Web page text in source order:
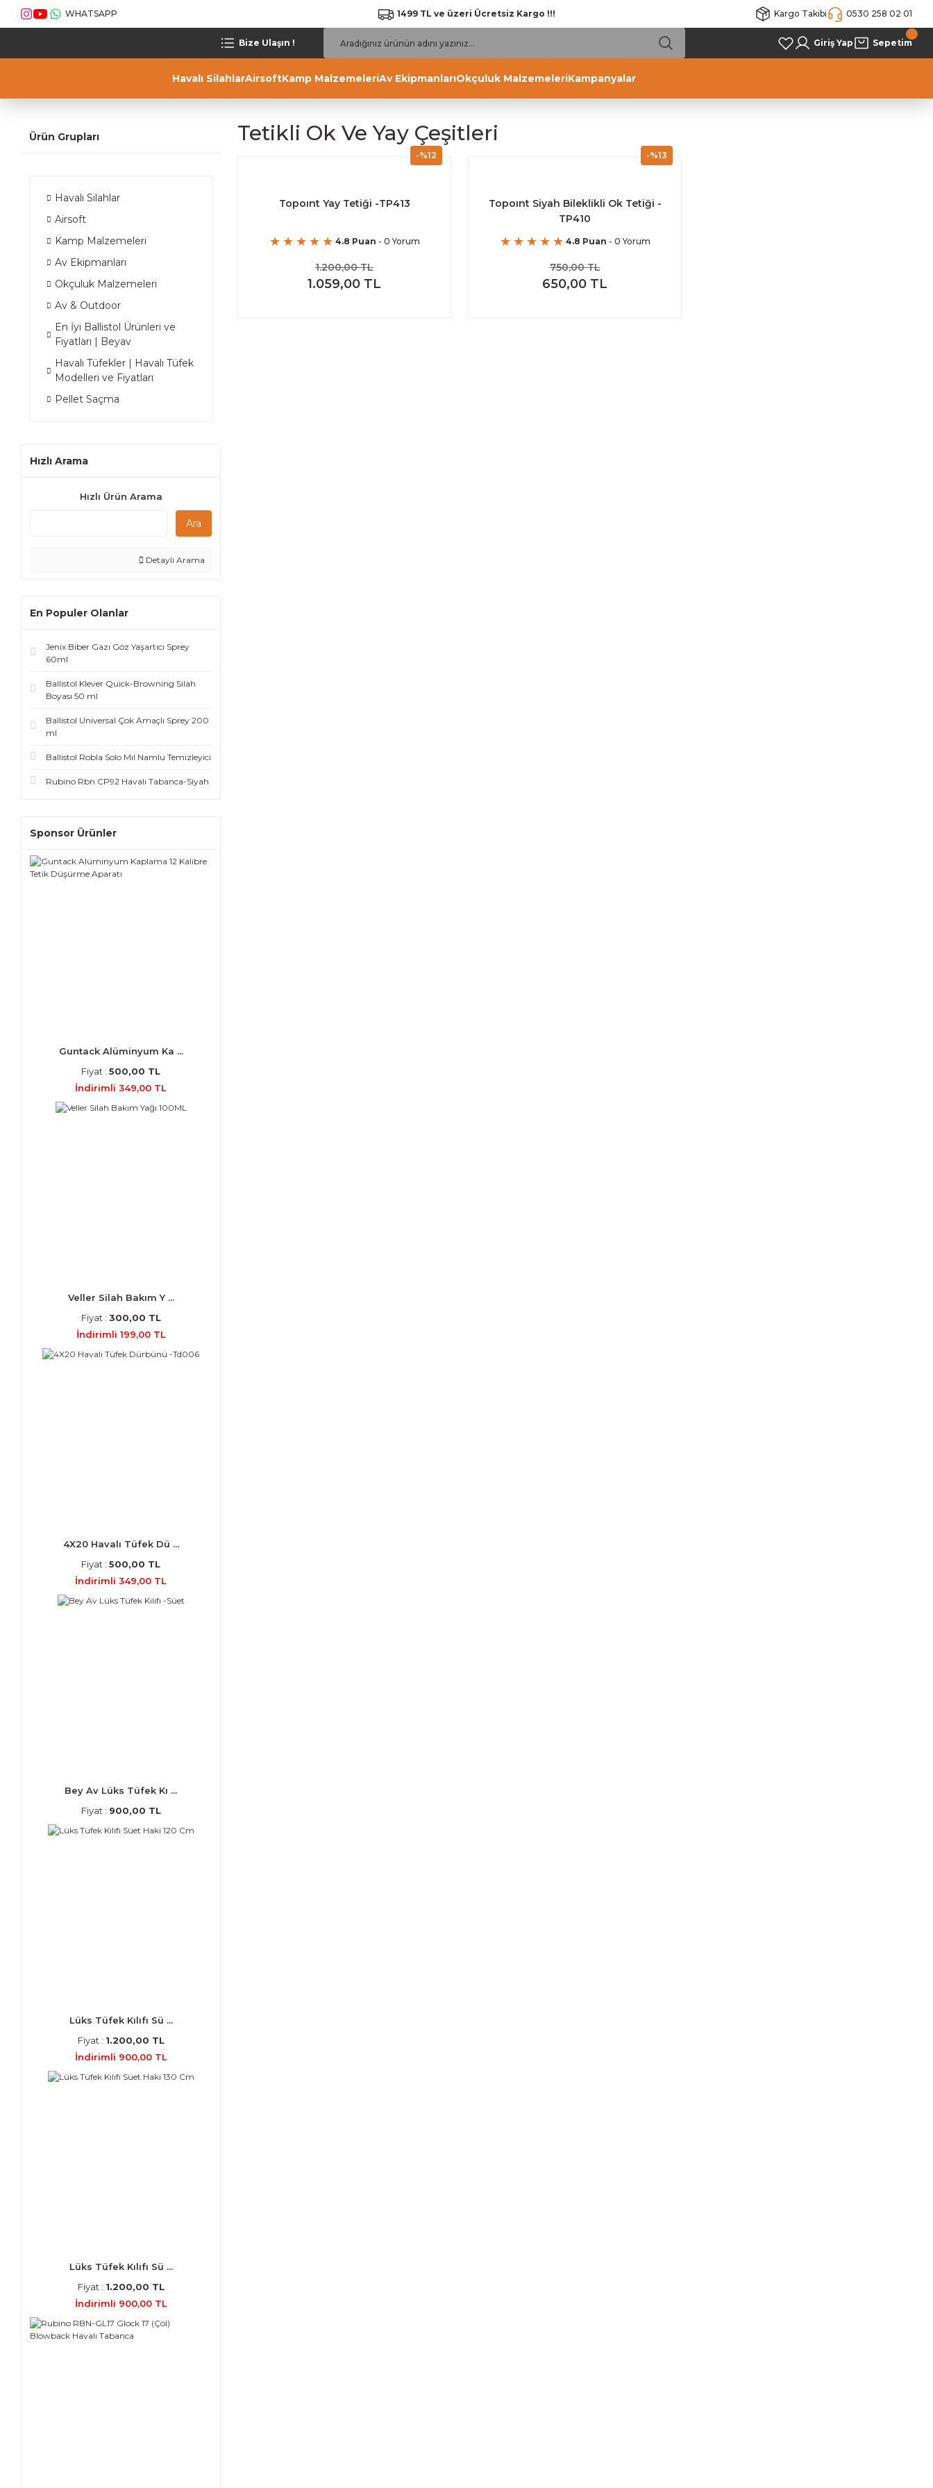
WHATSAPP 1499 TL ve üzeri Ücretsiz Kargo !!! Kargo Takibi 0530 258 02 01
Bize Ulaşın ! Giriş Yap Sepetim
Havalı SilahlarAirsoftKamp MalzemeleriAv EkipmanlarıOkçuluk MalzemeleriKampanyalar
Ürün Grupları
Havalı Silahlar
Airsoft
Kamp Malzemeleri
Av Ekipmanları
Okçuluk Malzemeleri
Av & Outdoor
En İyi Ballistol Ürünleri ve
Fiyatları | Beyav
Havalı Tüfekler | Havalı Tüfek
Modelleri ve Fiyatları
Pellet Saçma
Hızlı Arama
Hızlı Ürün Arama
Ara
Detaylı Arama
En Populer Olanlar
Jenix Biber Gazı Göz Yaşartıcı Sprey
60ml
Ballistol Klever Quick-Browning Silah
Boyası 50 ml
Ballistol Universal Çok Amaçlı Sprey 200
ml
Ballistol Robla Solo Mıl Namlu Temizleyici
Rubino Rbn CP92 Havalı Tabanca-Siyah
Sponsor Ürünler
Guntack Alüminyum Ka ...
Fiyat : 500,00 TL
İndirimli 349,00 TL
Veller Silah Bakım Y ...
Fiyat : 300,00 TL
İndirimli 199,00 TL
4X20 Havalı Tüfek Dü ...
Fiyat : 500,00 TL
İndirimli 349,00 TL
Bey Av Lüks Tüfek Kı ...
Fiyat : 900,00 TL
Lüks Tüfek Kılıfı Sü ...
Fiyat : 1.200,00 TL
İndirimli 900,00 TL
Lüks Tüfek Kılıfı Sü ...
Fiyat : 1.200,00 TL
İndirimli 900,00 TL
Tetikli Ok Ve Yay Çeşitleri
-%12
Topoınt Yay Tetiği -TP413
4.8 Puan - 0 Yorum
1.200,00 TL
1.059,00 TL
-%13
Topoınt Siyah Bileklikli Ok Tetiği -
TP410
4.8 Puan - 0 Yorum
750,00 TL
650,00 TL